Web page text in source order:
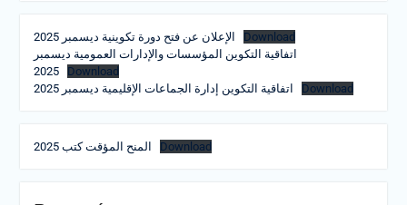
الإعلان عن فتح دورة تكوينية ديسمبر 2025
Download
اتفاقية التكوين المؤسسات والإدارات العمومية ديسمبر
2025
Download
اتفاقية التكوين إدارة الجماعات الإقليمية ديسمبر 2025
Download
المنح المؤقت كتب 2025 Download